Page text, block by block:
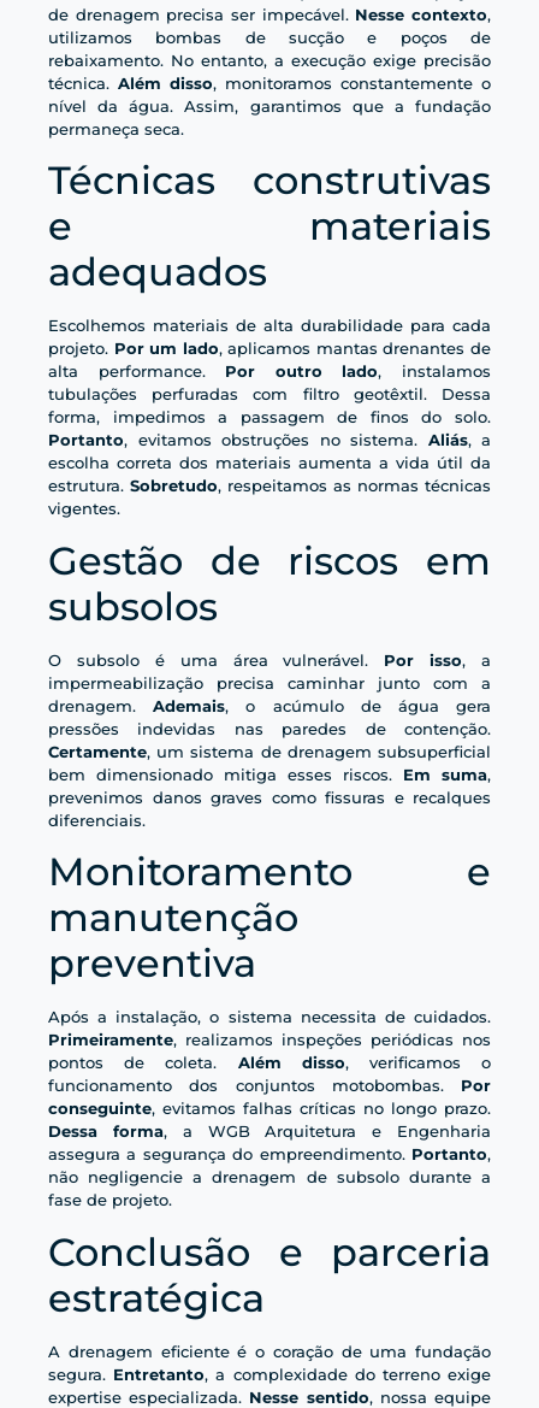
de drenagem precisa ser impecável. Nesse contexto,
utilizamos bombas de sucção e poços de
rebaixamento. No entanto, a execução exige precisão
técnica. Além disso, monitoramos constantemente o
nível da água. Assim, garantimos que a fundação
permaneça seca.
Técnicas construtivas
e materiais
adequados
Escolhemos materiais de alta durabilidade para cada
projeto. Por um lado, aplicamos mantas drenantes de
alta performance. Por outro lado, instalamos
tubulações perfuradas com filtro geotêxtil. Dessa
forma, impedimos a passagem de finos do solo.
Portanto, evitamos obstruções no sistema. Aliás, a
escolha correta dos materiais aumenta a vida útil da
estrutura. Sobretudo, respeitamos as normas técnicas
vigentes.
Gestão de riscos em
subsolos
O subsolo é uma área vulnerável. Por isso, a
impermeabilização precisa caminhar junto com a
drenagem.Ademais, o acúmulo de água gera
pressões indevidas nas paredes de contenção.
Certamente, um sistema de drenagem subsuperficial
bem dimensionado mitiga esses riscos. Em suma,
prevenimos danos graves como fissuras e recalques
diferenciais.
Monitoramento e
manutenção
preventiva
Após a instalação, o sistema necessita de cuidados.
Primeiramente, realizamos inspeções periódicas nos
pontos de coleta. Além disso, verificamos o
funcionamento dos conjuntos motobombas. Por
conseguinte, evitamos falhas críticas no longo prazo.
Dessa forma, a WGB Arquitetura e Engenharia
assegura a segurança do empreendimento. Portanto,
não negligencie a drenagem de subsolo durante a
fase de projeto.
Conclusão e parceria
estratégica
A drenagem eficiente é o coração de uma fundação
segura. Entretanto, a complexidade do terreno exige
expertise especializada. Nesse sentido, nossa equipe